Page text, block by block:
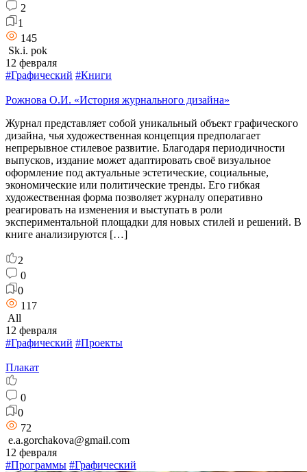
2
1
145
Sk.i. pok
12 февраля
#Графический #Книги
Рожнова О.И. «История журнального дизайна»
Журнал представляет собой уникальный объект графического
дизайна, чья художественная концепция предполагает
непрерывное стилевое развитие. Благодаря периодичности
выпусков, издание может адаптировать своё визуальное
оформление под актуальные эстетические, социальные,
экономические или политические тренды. Его гибкая
художественная форма позволяет журналу оперативно
реагировать на изменения и выступать в роли
экспериментальной площадки для новых стилей и решений. В
книге анализируются […]
2
0
0
117
All
12 февраля
#Графический #Проекты
Плакат
0
0
72
e.a.gorchakova@gmail.com
12 февраля
#Программы #Графический